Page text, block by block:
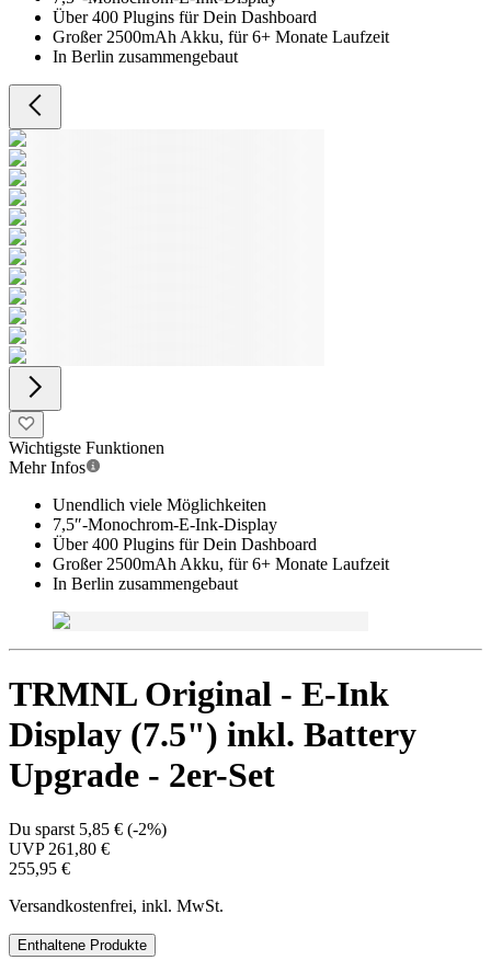
Über 400 Plugins für Dein Dashboard
Großer 2500mAh Akku, für 6+ Monate Laufzeit
In Berlin zusammengebaut
Wichtigste Funktionen
Mehr Infos
Unendlich viele Möglichkeiten
7,5″-Monochrom-E-Ink-Display
Über 400 Plugins für Dein Dashboard
Großer 2500mAh Akku, für 6+ Monate Laufzeit
In Berlin zusammengebaut
TRMNL Original - E-Ink
Display (7.5") inkl. Battery
Upgrade - 2er-Set
Du sparst 5,85 € (-2%)
UVP 261,80 €
255,95 €
Versandkostenfrei, inkl. MwSt.
Enthaltene Produkte